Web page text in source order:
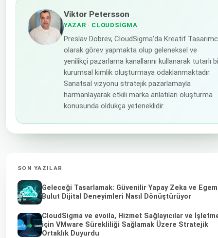
Viktor Petersson
YAZAR · CLOUDSIGMA
Preslav Dobrev, CloudSigma'da Kreatif
olarak görev yapmakta olup geleneksel ve
yenilikçi pazarlama kanallarını kullanarak tutarlı
kurumsal kimlik oluşturmaya odaklanmaktadır.
Sanatsal vizyonu stratejik pazarlamayla
harmanlayarak etkili marka anlatıları oluşturma
konusunda oldukça yeteneklidir.
SON YAZILAR
Geleceği Tasarlamak: Güvenilir Yapay Zeka ve
Bulut Dijital Deneyimleri Nasıl Dönüştürüyor
CloudSigma ve evoila, Hizmet Sağlayıcılar ve
için VMware Sürekliliği Sağlamak Üzere Stratejik
Ortaklık Duyurdu